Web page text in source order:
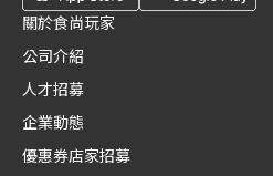
關於食尚玩家
公司介紹
人才招募
企業動態
優惠券店家招募